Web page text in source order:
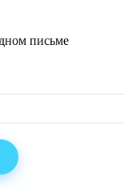
письме